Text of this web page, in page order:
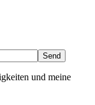
und meine